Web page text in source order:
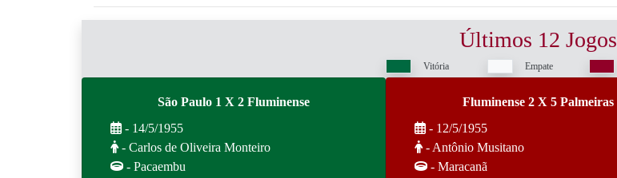
Últimos 12 Jogos
Vitória Empate
São Paulo 1 X 2 Fluminense
- 14/5/1955
- Carlos de Oliveira Monteiro
- Pacaembu
Fluminense 2 X 5 Palmeiras
- 12/5/1955
- Antônio Musitano
- Maracanã